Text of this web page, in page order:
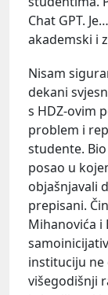
Chat GPT.
akademski i
Nisam
dekani
s HDZ-ovim
problem i
studente.
posao u
objašnjavali
prepisani.
Mihanovića i
instituciju ne
višegodišnji